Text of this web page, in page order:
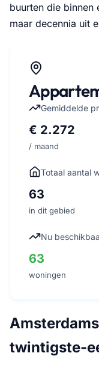
buurten die binnen
maar decennia uit
Gemiddelde
€ 2.272
/ maand
Totaal aantal
63
in dit gebied
Nu
63
woningen
twintigste-